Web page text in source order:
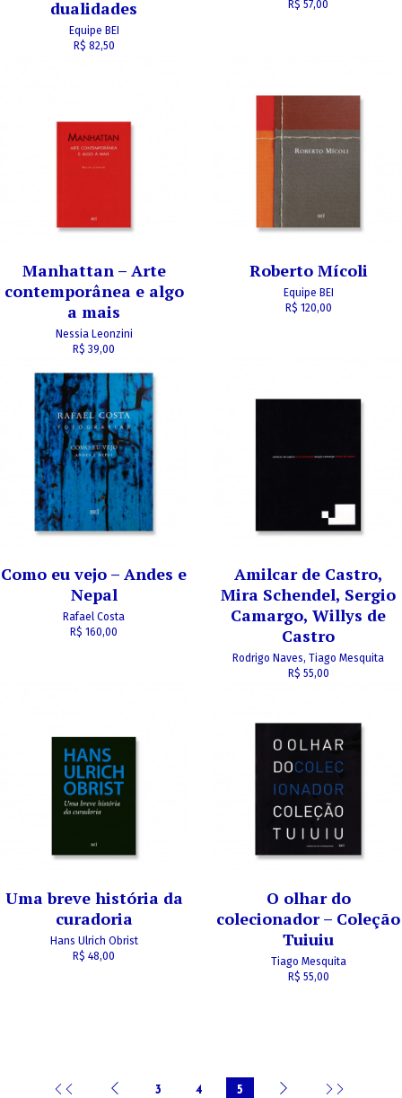
dualidades
Equipe BEI
R$ 82,50
R$ 57,00
Manhattan – Arte
contemporânea e algo
a mais
Nessia Leonzini
R$ 39,00
Roberto Mícoli
Equipe BEI
R$ 120,00
Como eu vejo – Andes e
Nepal
Rafael Costa
R$ 160,00
Amilcar de Castro,
Mira Schendel, Sergio
Camargo, Willys de
Castro
Rodrigo Naves, Tiago Mesquita
R$ 55,00
Uma breve história da
curadoria
Hans Ulrich Obrist
R$ 48,00
O olhar do
colecionador – Coleção
Tuiuiu
Tiago Mesquita
R$ 55,00
3 4 5